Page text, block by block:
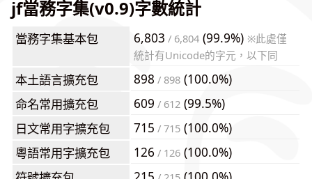
jf當務字集(v0.9)字數統計
當務字集基本包 6,803 / 6,804 (99.9%) ※此處僅
統計有Unicode的字元，以下同
本土語言擴充包 898 / 898 (100.0%)
命名常用擴充包
609 / 612 (99.5%)
日文常用字擴充包
715 / 715 (100.0%)
粵語常用字擴充包
126 / 126 (100.0%)